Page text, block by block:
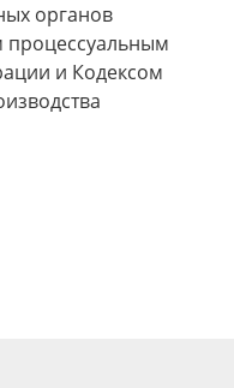
органов
процессуальным
и Кодексом